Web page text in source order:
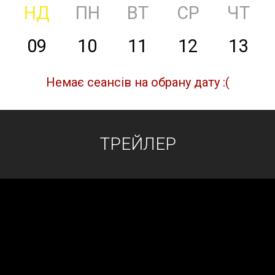
НД ПН ВТ СР ЧТ
09 10 11 12 13
Немає сеансів на обрану дату :(
ТРЕЙЛЕР